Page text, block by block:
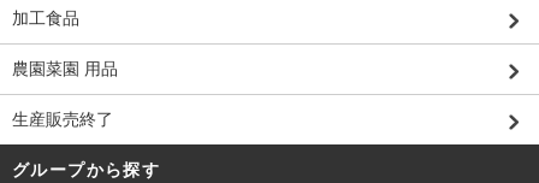
加工食品
農園菜園 用品
生産販売終了
グループから探す